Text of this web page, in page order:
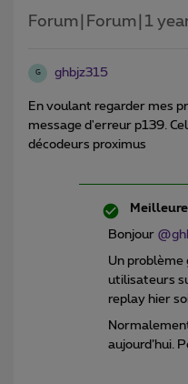
Forum|Forum|1
G ghbjz315
En voulant regarder mes
message d'erreur p139.
décodeurs proximus
Bonjour
Un problème
utilisateurs
replay hier
aujourd’hui.